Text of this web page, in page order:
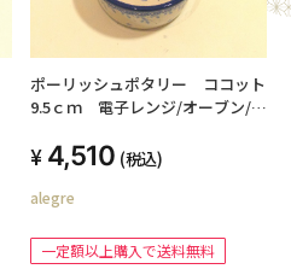
ポーリッシュポタリー ココット
9.5ｃｍ 電子レンジ/オーブン/食
4,510 (税込)
alegre
一定額以上購入で送料無料